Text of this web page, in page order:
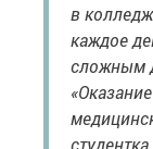
в
каждое
сложным